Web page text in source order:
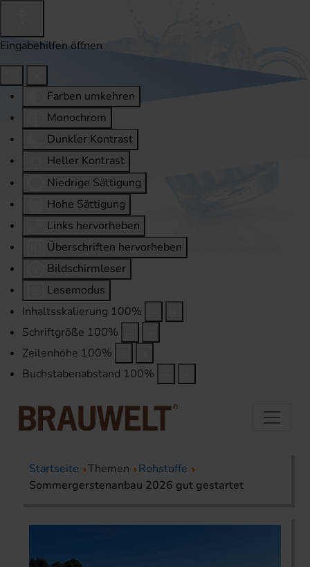
Eingabehilfen öffnen
Farben umkehren
Monochrom
Dunkler Kontrast
Heller Kontrast
Niedrige Sättigung
Hohe Sättigung
Links hervorheben
Überschriften hervorheben
Bildschirmleser
Lesemodus
Inhaltsskalierung 100%
Schriftgröße 100%
Zeilenhöhe 100%
Buchstabenabstand 100%
Startseite Themen
Rohstoffe
Sommergerstenanbau 2026 gut gestartet